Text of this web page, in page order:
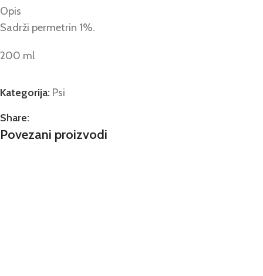
Opis
Sadrži permetrin 1%.
200 ml
Kategorija: Psi
Share:
Povezani proizvodi